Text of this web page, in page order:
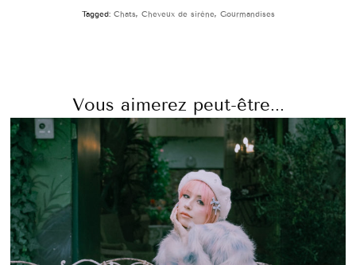
Tagged: Chats, Cheveux de sirène, Gourmandises
Vous aimerez peut-être...